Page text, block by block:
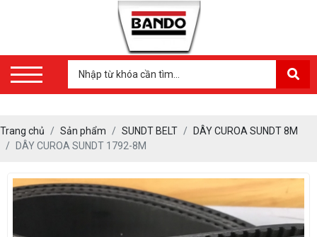
Trang chủ Sản phẩm SUNDT BELT
DÂY CUROA SUNDT 8M
DÂY CUROA SUNDT 1792-8M